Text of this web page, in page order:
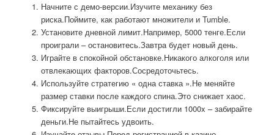
Начните с демо-версии.Изучите механику без
риска.Поймите, как работают множители и Tumble.
Установите дневной лимит.Например, 5000 тенге.Если
проиграли – остановитесь.Завтра будет новый день.
Играйте в спокойной обстановке.Никакого алкоголя или
отвлекающих факторов.Сосредоточьтесь.
Используйте стратегию « одна ставка ».Не меняйте
размер ставки после каждого спина.Это снижает хаос.
Фиксируйте выигрыши.Если достигли 1000x – забирайте
деньги.Не пытайтесь удвоить.